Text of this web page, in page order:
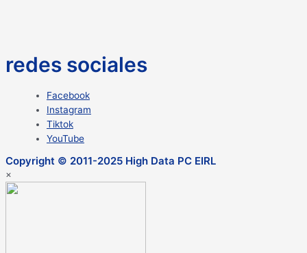
redes sociales
Facebook
Instagram
Tiktok
YouTube
Copyright © 2011-2025 High Data PC EIRL
×